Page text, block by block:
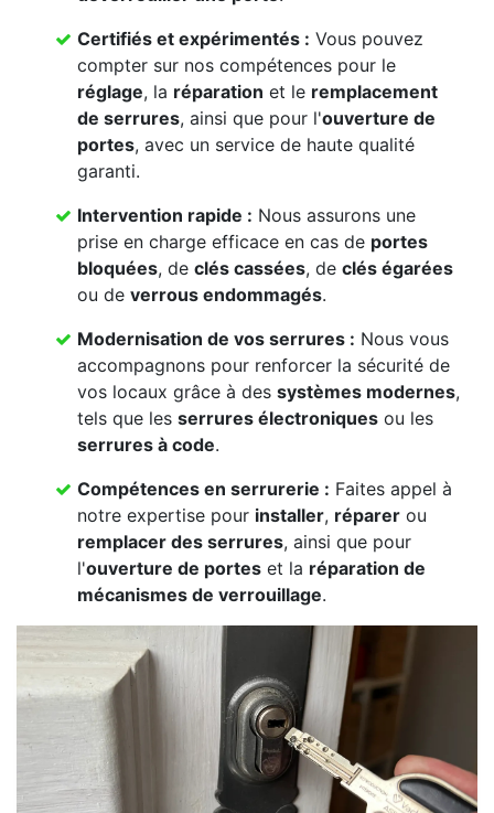
Certifiés et expérimentés : Vous pouvez
compter sur nos compétences pour le
réglage, la réparation et le remplacement
de serrures, ainsi que pour l'ouverture de
portes, avec un service de haute qualité
garanti.
Intervention rapide : Nous assurons une
prise en charge efficace en cas de portes
bloquées, de clés cassées, de clés égarées
ou de verrous endommagés.
Modernisation de vos serrures : Nous vous
accompagnons pour renforcer la sécurité de
vos locaux grâce à des systèmes modernes,
tels que les serrures électroniques ou les
serrures à code.
Compétences en serrurerie : Faites appel à
notre expertise pour installer, réparer ou
remplacer des serrures, ainsi que pour
l'ouverture de portes et la réparation de
mécanismes de verrouillage.